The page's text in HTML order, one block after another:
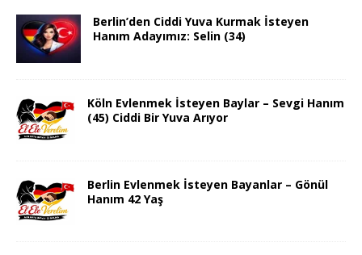
Berlin’den Ciddi Yuva Kurmak İsteyen
Hanım Adayımız: Selin (34)
Köln Evlenmek İsteyen Baylar – Sevgi Hanım
(45) Ciddi Bir Yuva Arıyor
Berlin Evlenmek İsteyen Bayanlar – Gönül
Hanım 42 Yaş